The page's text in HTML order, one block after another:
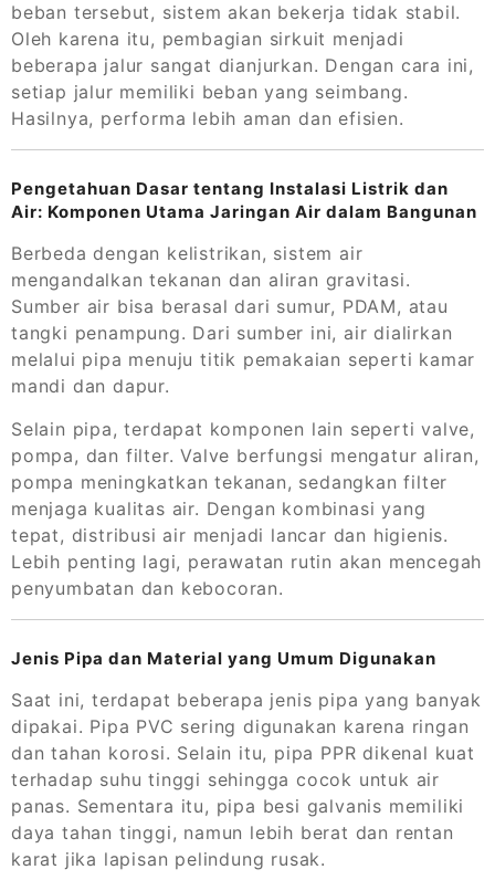
beban tersebut, sistem akan bekerja tidak stabil.
Oleh karena itu, pembagian sirkuit menjadi
beberapa jalur sangat dianjurkan. Dengan cara ini,
setiap jalur memiliki beban yang seimbang.
Hasilnya, performa lebih aman dan efisien.
Pengetahuan Dasar tentang Instalasi Listrik dan
Air: Komponen Utama Jaringan Air dalam Bangunan
Berbeda dengan kelistrikan, sistem air
mengandalkan tekanan dan aliran gravitasi.
Sumber air bisa berasal dari sumur, PDAM, atau
tangki penampung. Dari sumber ini, air dialirkan
melalui pipa menuju titik pemakaian seperti kamar
mandi dan dapur.
Selain pipa, terdapat komponen lain seperti valve,
pompa, dan filter. Valve berfungsi mengatur aliran,
pompa meningkatkan tekanan, sedangkan filter
menjaga kualitas air. Dengan kombinasi yang
tepat, distribusi air menjadi lancar dan higienis.
Lebih penting lagi, perawatan rutin akan mencegah
penyumbatan dan kebocoran.
Jenis Pipa dan Material yang Umum Digunakan
Saat ini, terdapat beberapa jenis pipa yang banyak
dipakai. Pipa PVC sering digunakan karena ringan
dan tahan korosi. Selain itu, pipa PPR dikenal kuat
terhadap suhu tinggi sehingga cocok untuk air
panas. Sementara itu, pipa besi galvanis memiliki
daya tahan tinggi, namun lebih berat dan rentan
karat jika lapisan pelindung rusak.